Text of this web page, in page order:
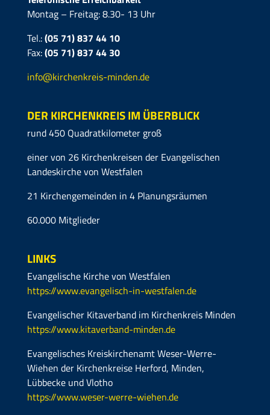
Montag – Freitag: 8.30- 13 Uhr
Tel.:(05 71) 837 44 10
Fax:(05 71)837 44 30
info@kirchenkreis-minden.de
DER KIRCHENKREIS IM ÜBERBLICK
rund 450 Quadratkilometer groß
einer von 26 Kirchenkreisen der Evangelischen
Landeskirche von Westfalen
21 Kirchengemeinden in 4 Planungsräumen
60.000 Mitglieder
LINKS
Evangelische Kirche von Westfalen
https://www.evangelisch-in-westfalen.de
Evangelischer Kitaverband im Kirchenkreis Minden
https://www.kitaverband-minden.de
Evangelisches Kreiskirchenamt Weser-Werre-
Wiehen der Kirchenkreise Herford, Minden,
Lübbecke und Vlotho
https://www.weser-werre-wiehen.de